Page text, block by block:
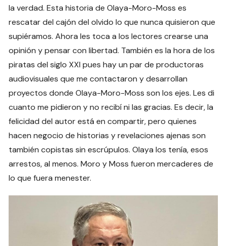
la verdad. Esta historia de Olaya-Moro-Moss es
rescatar del cajón del olvido lo que nunca quisieron que
supiéramos. Ahora les toca a los lectores crearse una
opinión y pensar con libertad. También es la hora de los
piratas del siglo XXI pues hay un par de productoras
audiovisuales que me contactaron y desarrollan
proyectos donde Olaya-Moro-Moss son los ejes. Les di
cuanto me pidieron y no recibí ni las gracias. Es decir, la
felicidad del autor está en compartir, pero quienes
hacen negocio de historias y revelaciones ajenas son
también copistas sin escrúpulos. Olaya los tenía, esos
arrestos, al menos. Moro y Moss fueron mercaderes de
lo que fuera menester.